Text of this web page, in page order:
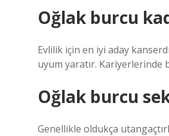
Oğlak burcu
Evlilik için en iyi aday
uyum yaratır. Kariyerlerinde
Oğlak burcu
Genellikle oldukça